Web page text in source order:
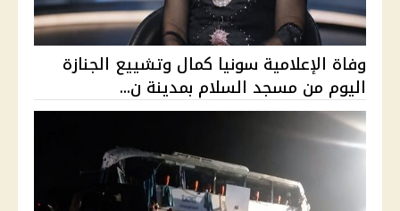
وفاة الإعلامية سونيا كمال وتشييع الجنازة
اليوم من مسجد السلام بمدينة ن...